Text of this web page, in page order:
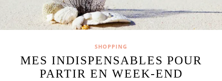
SHOPPING
MES INDISPENSABLES POUR
PARTIR EN WEEK-END